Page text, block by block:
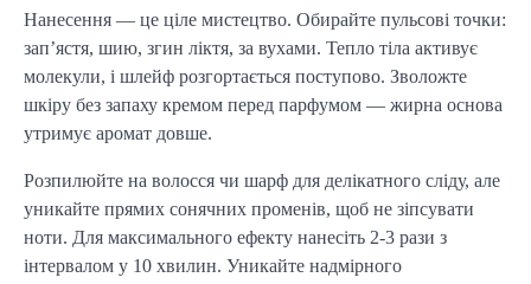
Нанесення — це ціле мистецтво. Обирайте пульсові точки:
зап’ястя, шию, згин ліктя, за вухами. Тепло тіла активує
молекули, і шлейф розгортається поступово. Зволожте
шкіру без запаху кремом перед парфумом — жирна основа
утримує аромат довше.
Розпилюйте на волосся чи шарф для делікатного сліду, але
уникайте прямих сонячних променів, щоб не зіпсувати
ноти. Для максимального ефекту нанесіть 2-3 рази з
інтервалом у 10 хвилин. Уникайте надмірного